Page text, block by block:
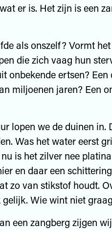
er is. Het zijn is een
als onszelf? Vormt
die zich vaag hun
onbekende ertsen?
miljoenen jaren? Een
lopen we de duinen in.
Was het water eerst
is het zilver nee
en daar een
zo van stikstof houdt.
Wie wint niet
een zangberg zijgen